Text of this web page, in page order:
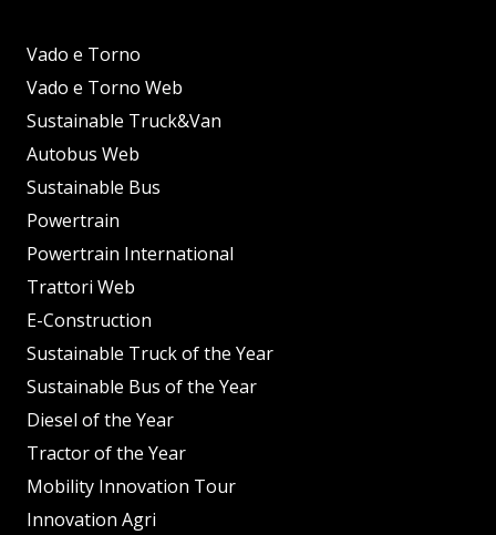
Vado e Torno
Vado e Torno Web
Sustainable Truck&Van
Autobus Web
Sustainable Bus
Powertrain
Powertrain International
Trattori Web
E-Construction
Sustainable Truck of the Year
Sustainable Bus of the Year
Diesel of the Year
Tractor of the Year
Mobility Innovation Tour
Innovation Agri